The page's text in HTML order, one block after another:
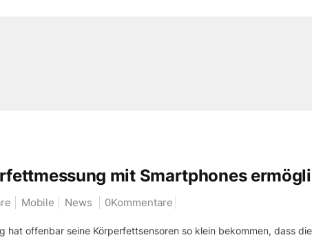
mit Smartphones
Mobile News 0Kommentare
hat offenbar seine Körperfettsensoren so klein bekommen, dass